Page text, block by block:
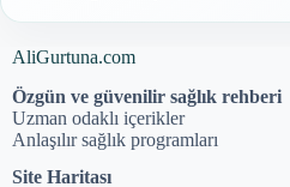
AliGurtuna.com
Özgün ve güvenilir sağlık rehberi
Uzman odaklı içerikler
Anlaşılır sağlık programları
Site Haritası